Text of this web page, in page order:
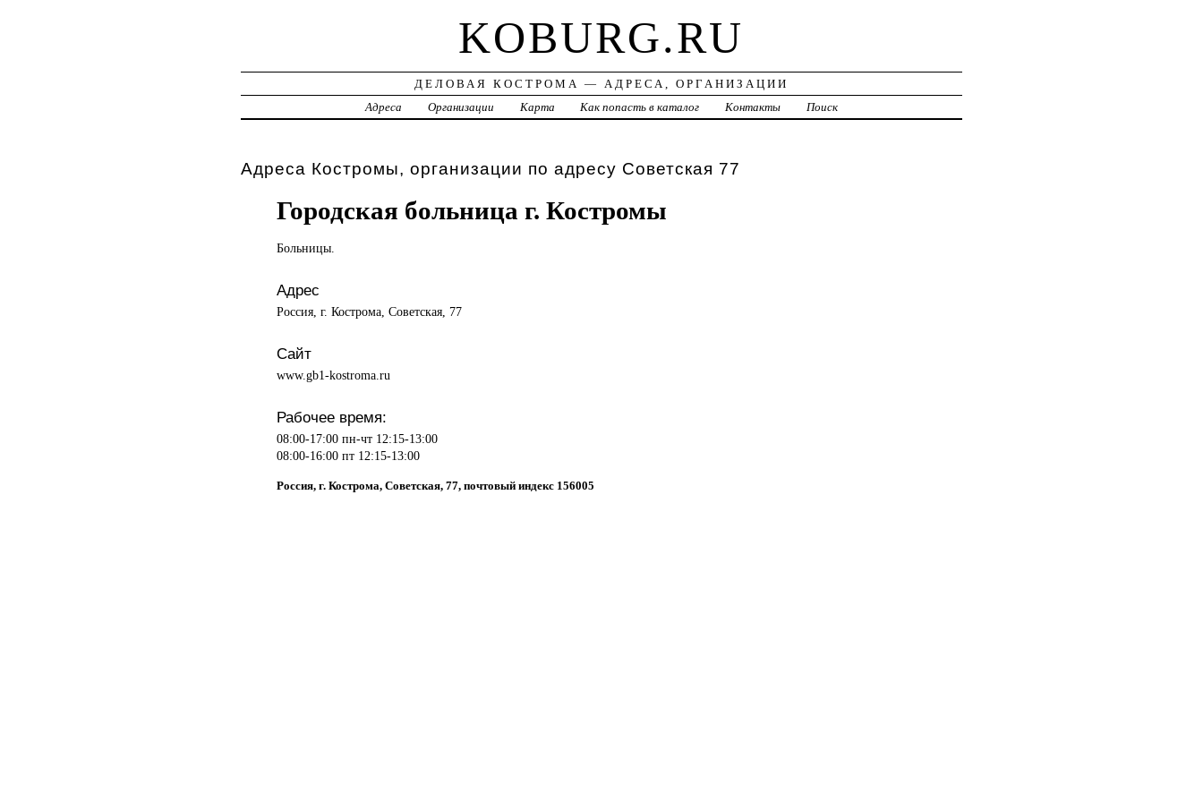
KOBURG.RU
ДЕЛОВАЯ КОСТРОМА — АДРЕСА, ОРГАНИЗАЦИИ
Адреса
Организации Карта Как попасть в каталог Контакты Поиск
Адреса Костромы, организации по адресу Советская 77
Городская больница г. Костромы
Больницы.
Адрес
Россия, г. Кострома, Советская, 77
Сайт
www.gb1-kostroma.ru
Рабочее время:
08:00-17:00 пн-чт 12:15-13:00
08:00-16:00 пт 12:15-13:00
Россия, г. Кострома, Советская, 77, почтовый индекс 156005